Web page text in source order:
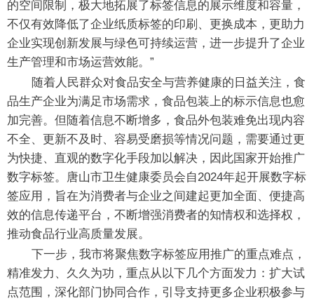
的空间限制，极大地拓展了标签信息的展示维度和容量，
不仅有效降低了企业纸质标签的印刷、更换成本，更助力
企业实现创新发展与绿色可持续运营，进一步提升了企业
生产管理和市场运营效能。”
随着人民群众对食品安全与营养健康的日益关注，食
品生产企业为满足市场需求，食品包装上的标示信息也愈
加完善。但随着信息不断增多，食品外包装难免出现内容
不全、更新不及时、容易受磨损等情况问题，需要通过更
为快捷、直观的数字化手段加以解决，因此国家开始推广
数字标签。唐山市卫生健康委员会自2024年起开展数字标
签应用，旨在为消费者与企业之间建起更加全面、便捷高
效的信息传递平台，不断增强消费者的知情权和选择权，
推动食品行业高质量发展。
下一步，我市将聚焦数字标签应用推广的重点难点，
精准发力、久久为功，重点从以下几个方面发力：扩大试
点范围，深化部门协同合作，引导支持更多企业积极参与